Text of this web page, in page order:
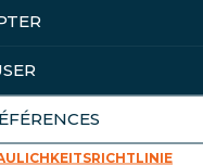
festlichen
visuelle Installation
– sowohl